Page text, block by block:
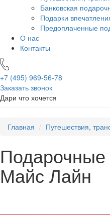
Банковская
Подарки
Предоплаченные
О нас
Контакты
+7 (495) 969-56-78
Заказать звонок
Дари что хочется
Главная Путешествия,
Майс Лайн